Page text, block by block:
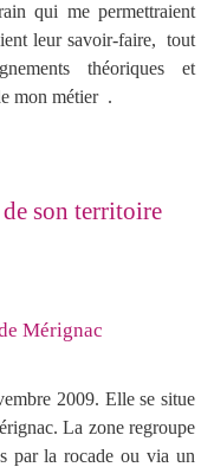
qui me permettraient
leur savoir-faire, tout
théoriques et
mon métier .
son territoire
Mérignac
2009. Elle se situe
La zone regroupe
par la rocade ou via un